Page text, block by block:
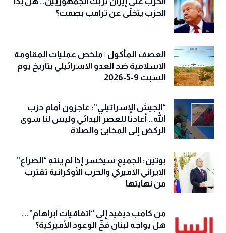
الحزب يتخلّى عن ترامب بصمت؟
العصف المأكول | ملخص عمليات المقاومة
الاسلامية ضد العدو الاسرائيلي بتاريخ يوم
السبت 9-5-2026
“الجيش الإسرائيلي”: عاجزون أمام حزب
الله.. أعادنا للعصر البدائي وليس لنا سوى
الركض إلى المخابئ والصلاة
بوتين: الجميع سيخسر إذا لم ينتهِ “الصراع”
الإيراني الاميركي والحرب الأوكرانية تقترب
من نهايتها
من كامب ديفيد إلى “اتفاقيات أبراهام”...
هل يواجه لبنان فخّ الوعود الأميركية؟